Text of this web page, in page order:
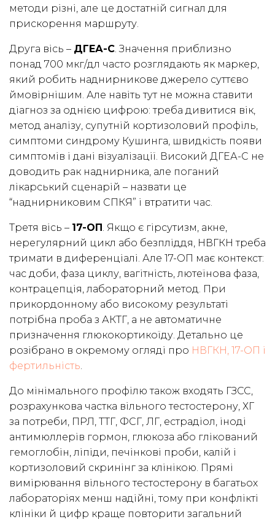
методи різні, але це достатній сигнал для
прискорення маршруту.
Друга вісь – ДГЕА-С. Значення приблизно
понад 700 мкг/дл часто розглядають як маркер,
який робить наднирникове джерело суттєво
ймовірнішим. Але навіть тут не можна ставити
діагноз за однією цифрою: треба дивитися вік,
метод аналізу, супутній кортизоловий профіль,
симптоми синдрому Кушинга, швидкість появи
симптомів і дані візуалізації. Високий ДГЕА-С не
доводить рак наднирника, але поганий
лікарський сценарій – назвати це
“наднирниковим СПКЯ” і втратити час.
Третя вісь – 17-ОП . Якщо є гірсутизм, акне,
нерегулярний цикл або безпліддя, НВГКН треба
тримати в диференціалі. Але 17-ОП має контекст:
час доби, фаза циклу, вагітність, лютеїнова фаза,
контрацепція, лабораторний метод. При
прикордонному або високому результаті
потрібна проба з АКТГ, а не автоматичне
призначення глюкокортикоїду. Детально це
розібрано в окремому огляді про НВГКН, 17-ОП і
фертильність.
До мінімального профілю також входять ГЗСС,
розрахункова частка вільного тестостерону, ХГ
за потреби, ПРЛ, ТТГ, ФСГ, ЛГ, естрадіол, іноді
антимюллерів гормон, глюкоза або глікований
гемоглобін, ліпіди, печінкові проби, калій і
кортизоловий скринінг за клінікою. Прямі
вимірювання вільного тестостерону в багатьох
лабораторіях менш надійні, тому при конфлікті
клініки й цифр краще повторити загальний